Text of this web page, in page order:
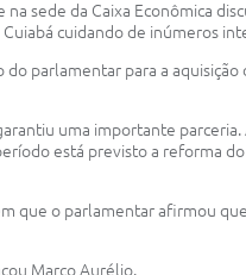
sede da Caixa Econômica
cuidando de inúmeros
parlamentar para a aquisição
uma importante
está previsto a reforma
que o parlamentar afirmou
Marco Aurélio.